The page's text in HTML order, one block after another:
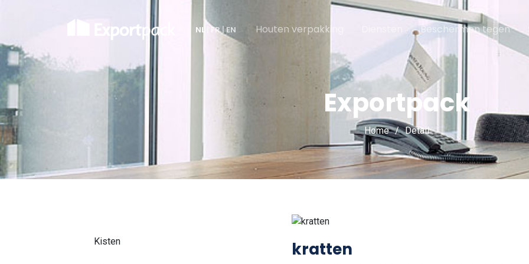
NL FR| EN Houten verpakking Beschermen tegen
Exportpack
Home Detail
Kisten kratten